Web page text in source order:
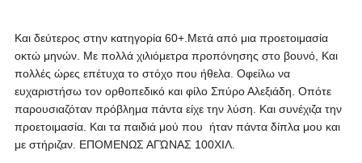
Και δεύτερος στην κατηγορία 60+.Μετά από μια προετοιμασία
οκτώ μηνών. Με πολλά χιλιόμετρα προπόνησης στο βουνό, Και
πολλές ώρες επέτυχα το στόχο που ήθελα. Οφείλω να
ευχαριστήσω τον ορθοπεδικό και φίλο Σπύρο Αλεξιάδη. Οπότε
παρουσιαζόταν πρόβλημα πάντα είχε την λύση. Και συνέχιζα την
προετοιμασία. Και τα παιδιά μού που ήταν πάντα δίπλα μου και
με στήριζαν. ΕΠΟΜΕΝΩΣ ΑΓΏΝΑΣ 100ΧΙΛ.